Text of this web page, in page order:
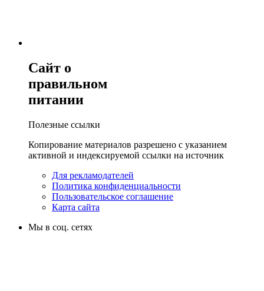
Сайт о
правильном
питании
Полезные ссылки
Копирование материалов разрешено с указанием
активной и индексируемой ссылки на источник
Для рекламодателей
Политика конфиденциальности
Пользовательское соглашение
Карта сайта
Мы в соц. сетях